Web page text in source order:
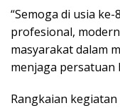
“Semoga di usia
profesional,
masyarakat dalam
menjaga persatuan
Rangkaian